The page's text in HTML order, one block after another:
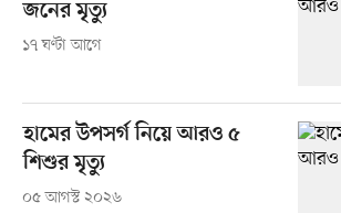
জনের মৃত্যু
১৭ ঘণ্টা আগে
হামের উপসর্গ নিয়ে আরও ৫
শিশুর মৃত্যু
০৫ আগস্ট ২০২৬